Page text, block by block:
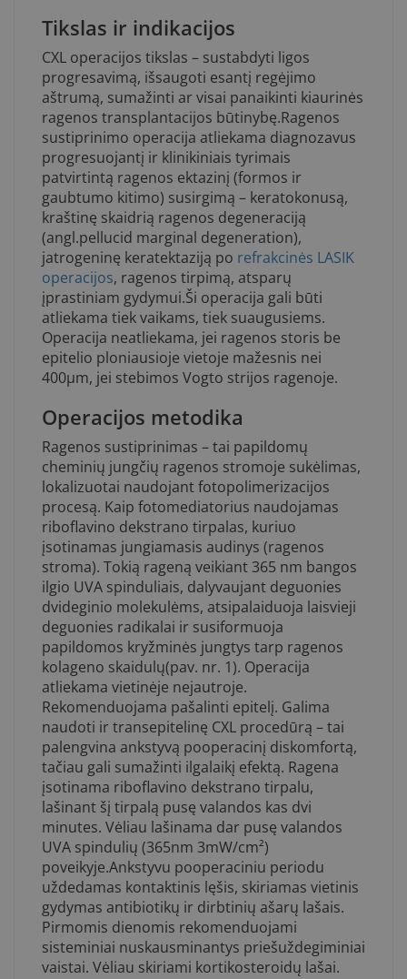
Tikslas ir indikacijos
CXL operacijos tikslas – sustabdyti ligos
progresavimą, išsaugoti esantį regėjimo
aštrumą, sumažinti ar visai panaikinti kiaurinės
ragenos transplantacijos būtinybę.Ragenos
sustiprinimo operacija atliekama diagnozavus
progresuojantį ir klinikiniais tyrimais
patvirtintą ragenos ektazinį (formos ir
gaubtumo kitimo) susirgimą – keratokonusą,
kraštinę skaidrią ragenos degeneraciją
(angl.pellucid marginal degeneration),
jatrogeninę keratektaziją po refrakcinės LASIK
operacijos, ragenos tirpimą, atsparų
įprastiniam gydymui.Ši operacija gali būti
atliekama tiek vaikams, tiek suaugusiems.
Operacija neatliekama, jei ragenos storis be
epitelio ploniausioje vietoje mažesnis nei
400µm, jei stebimos Vogto strijos ragenoje.
Operacijos metodika
Ragenos sustiprinimas – tai papildomų
cheminių jungčių ragenos stromoje sukėlimas,
lokalizuotai naudojant fotopolimerizacijos
procesą. Kaip fotomediatorius naudojamas
riboflavino dekstrano tirpalas, kuriuo
įsotinamas jungiamasis audinys (ragenos
stroma). Tokią rageną veikiant 365 nm bangos
ilgio UVA spinduliais, dalyvaujant deguonies
dvideginio molekulėms, atsipalaiduoja laisvieji
deguonies radikalai ir susiformuoja
papildomos kryžminės jungtys tarp ragenos
kolageno skaidulų(pav. nr. 1). Operacija
atliekama vietinėje nejautroje.
Rekomenduojama pašalinti epitelį. Galima
naudoti ir transepitelinę CXL procedūrą – tai
palengvina ankstyvą pooperacinį diskomfortą,
tačiau gali sumažinti ilgalaikį efektą. Ragena
įsotinama riboflavino dekstrano tirpalu,
lašinant šį tirpalą pusę valandos kas dvi
minutes. Vėliau lašinama dar pusę valandos
UVA spindulių (365nm 3mW/cm²)
poveikyje.Ankstyvu pooperaciniu periodu
uždedamas kontaktinis lęšis, skiriamas vietinis
gydymas antibiotikų ir dirbtinių ašarų lašais.
Pirmomis dienomis rekomenduojami
sisteminiai nuskausminantys priešuždegiminiai
vaistai. Vėliau skiriami kortikosteroidų lašai.